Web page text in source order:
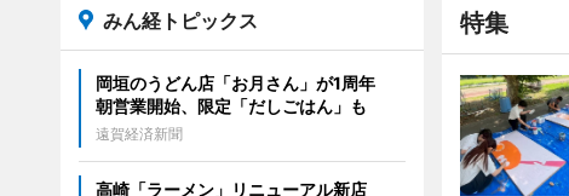
特集
みん経トピックス
岡垣のうどん店「お月さん」が1周年
朝営業開始、限定「だしごはん」も
遠賀経済新聞
高崎「ラーメン」リニューアル新店